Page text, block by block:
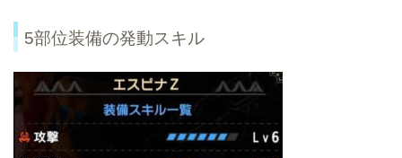
5部位装備の発動スキル